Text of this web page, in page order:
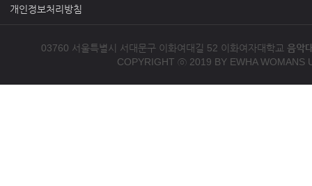
개인정보처리방침
03760 서울특별시 서대문구 이화여대길 52 이화여자대학교음악
COPYRIGHT ⓒ 2019 BY EWHA WOMANS